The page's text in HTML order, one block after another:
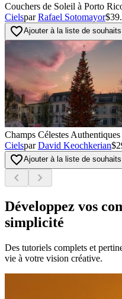
Couchers de Soleil à Porto
Cielspar Rafael Sotomayor
favorite_borderAjouter à la liste de souhaits
Champs Célestes Authentiques
Cielspar David Keochkerian
favorite_borderAjouter à la liste de souhaits
chevron_left chevron_right
Développez vos
simplicité
Des tutoriels complets et
vie à votre vision créative.